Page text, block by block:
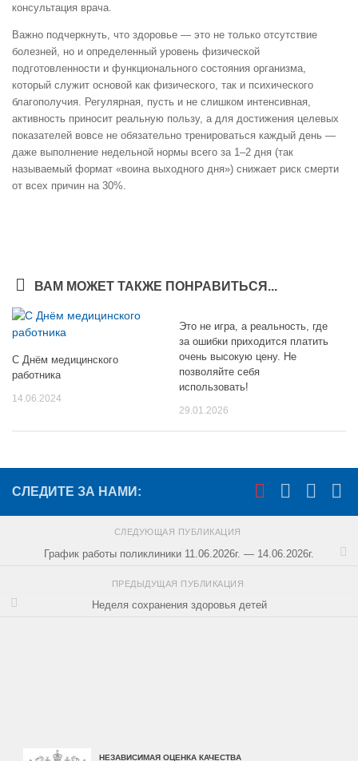
консультация врача.
Важно подчеркнуть, что здоровье — это не только отсутствие
болезней, но и определенный уровень физической
подготовленности и функционального состояния организма,
который служит основой как физического, так и психического
благополучия. Регулярная, пусть и не слишком интенсивная,
активность приносит реальную пользу, а для достижения целевых
показателей вовсе не обязательно тренироваться каждый день —
даже выполнение недельной нормы всего за 1–2 дня (так
называемый формат «воина выходного дня») снижает риск смерти
от всех причин на 30%.
ВАМ МОЖЕТ ТАКЖЕ ПОНРАВИТЬСЯ...
С Днём медицинского
работника
14.06.2024
Это не игра, а реальность, где
за ошибки приходится платить
очень высокую цену. Не
позволяйте себя
использовать!
29.01.2026
СЛЕДИТЕ ЗА НАМИ:
СЛЕДУЮЩАЯ ПУБЛИКАЦИЯ
График работы поликлиники 11.06.2026г. — 14.06.2026г.
ПРЕДЫДУЩАЯ ПУБЛИКАЦИЯ
Неделя сохранения здоровья детей